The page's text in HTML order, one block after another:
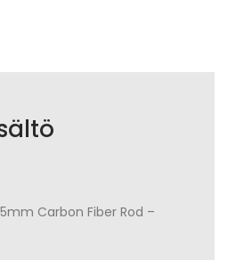
Carbon Fiber Rod –